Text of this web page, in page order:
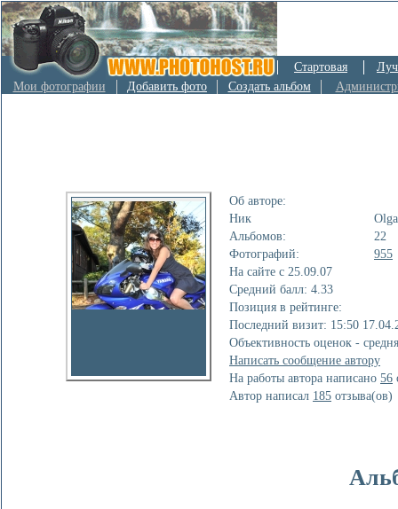
Стартовая
Мои фотографии
Добавить фото Создать альбом
Об авторе:
Ник
Альбомов:
22
Фотографий:
955
На сайте с 25.09.07
Cредний балл: 4.33
Позиция в рейтинге:
Последний визит: 15:50
Объективность оценок -
Написать сообщение автору
На работы автора написано 56
Автор написал 185 отзывa(ов)